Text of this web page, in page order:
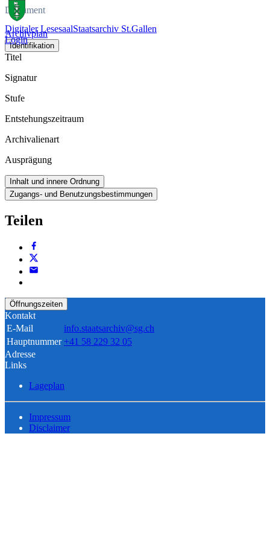
Digitaler LesesaalStaatsarchiv St.Gallen
Login
Dokument
Archivplan
Identifikation
Titel
Signatur
Stufe
Entstehungszeitraum
Archivalienart
Ausprägung
Inhalt und innere Ordnung
Zugangs- und Benutzungsbestimmungen
Teilen
Öffnungszeiten
Kontakt
E-Mail
info.staatsarchiv@sg.ch
Hauptnummer +41 58 229 32 05
Adresse
Links
Lageplan
Impressum
Disclaimer